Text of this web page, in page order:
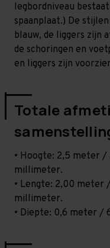
legbordniveau
spaanplaat.) De
blauw, de liggers zijn
de schoringen en
en liggers zijn
Totale
• Hoogte: 2,5 meter
millimeter.
• Lengte: 2,00
millimeter.
• Diepte: 0,6 meter